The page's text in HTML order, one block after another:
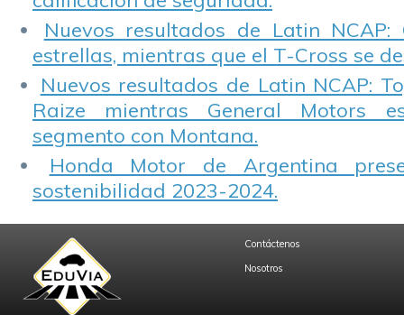
Nuevos resultados de Latin NCAP:
estrellas, mientras que el T-Cross se
Nuevos resultados de Latin NCAP:
Raize mientras General Motors
segmento con Montana.
Honda Motor de Argentina
sostenibilidad 2023-2024.
Contáctenos
Nosotros